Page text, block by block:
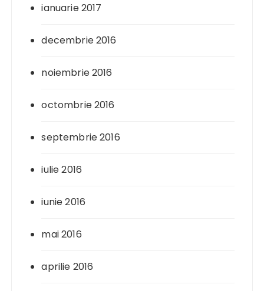
ianuarie 2017
decembrie 2016
noiembrie 2016
octombrie 2016
septembrie 2016
iulie 2016
iunie 2016
mai 2016
aprilie 2016